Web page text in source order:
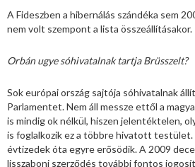
A Fideszben a hibernálás szándéka sem
nem volt szempont a lista összeállításakor.
Orbán ugye sóhivatalnak tartja Brüsszelt?
Sok európai ország sajtója sóhivatalnak
Parlamentet. Nem áll messze ettől a
is mindig ok nélkül, hiszen jelentéktelen,
is foglalkozik ez a többre hivatott testület.
évtizedek óta egyre erősödik. A 2009
lisszaboni szerződés további fontos